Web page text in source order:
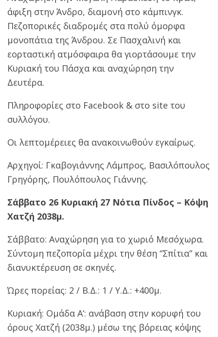
άφιξη στην Άνδρο, διαμονή στο κάμπινγκ.
Πεζοπορικές διαδρομές στα πολύ όμορφα
μονοπάτια της Άνδρου. Σε Πασχαλινή και
εορταστική ατμόσφαιρα θα γιορτάσουμε την
Κυριακή του Πάσχα και αναχώρηση την
Δευτέρα.
Πληροφορίες στο Facebook & στο site του
συλλόγου.
Οι λεπτομέρειες θα ανακοινωθούν εγκαίρως.
Αρχηγοί: Γκαβογιάννης Λάμπρος, Βασιλόπουλος
Γρηγόρης, Πουλόπουλος Γιάννης.
Σάββατο 26 Κυριακή 27 Νότια Πίνδος – Κόψη
Χατζή 2038μ.
Σάββατο: Αναχώρηση για το χωριό Μεσόχωρα.
Σύντομη πεζοπορία μέχρι την θέση “Σπίτια” και
διανυκτέρευση σε σκηνές.
Ώρες πορείας: 2 / Β.Δ.: 1 / Υ.Δ.: +400μ.
Κυριακή: Ομάδα Α’: ανάβαση στην κορυφή του
όρους Χατζή (2038μ.) μέσω της βόρειας κόψης